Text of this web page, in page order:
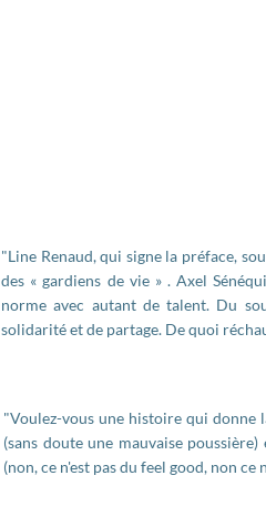
"Line Renaud, qui signe la préface,
des « gardiens de vie » . Axel
norme avec autant de talent. Du
solidarité et de partage. De quoi
"Voulez-vous une histoire qui donne
(sans doute une mauvaise
(non, ce n'est pas du feel good, non